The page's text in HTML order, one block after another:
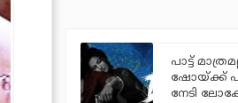
പാട്ട്
ഷോയ്ക്ക്
നേടി